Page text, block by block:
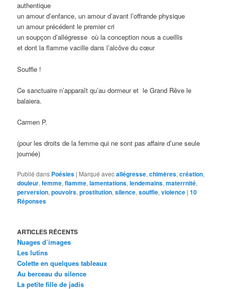
authentique
un amour d’enfance, un amour d’avant l’offrande physique
un amour précédent le premier cri
un soupçon d’allégresse où la conception nous a cueillis
et dont la flamme vacille dans l’alcôve du cœur
Souffle !
Ce sanctuaire n’apparaît qu’au dormeur et le Grand Rêve le
balaiera.
Carmen P.
(pour les droits de la femme qui ne sont pas affaire d’une seule
journée)
Publié dans Poésies | Marqué avecallégresse,chimères,création,
douleur,femme,flamme,lamentations,lendemains,materrnité,
perversion,pouvoirs,prostitution,silence,souffle,violence |10
Réponses
ARTICLES RÉCENTS
Nuages d’images
Les lutins
Colette en quelques tableaux
Au berceau du silence
La petite fille de jadis